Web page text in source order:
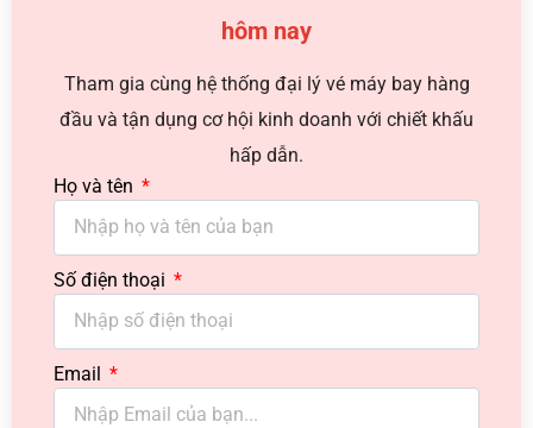
hôm nay
Tham gia cùng hệ thống đại lý vé máy bay hàng
đầu và tận dụng cơ hội kinh doanh với chiết khấu
hấp dẫn.
Họ và tên
Số điện thoại
Email